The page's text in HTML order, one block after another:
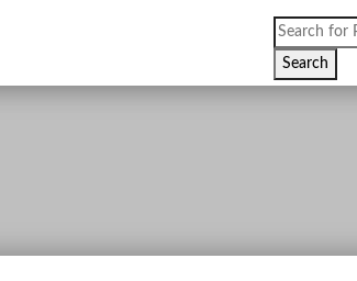
Products
search
Search